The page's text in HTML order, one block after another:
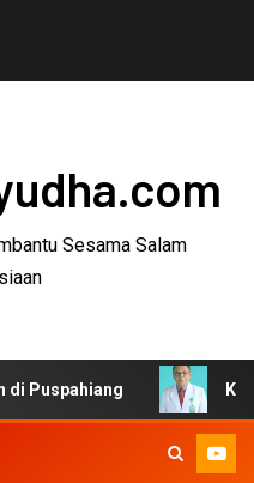
Sesama Salam
Ketua MKEK